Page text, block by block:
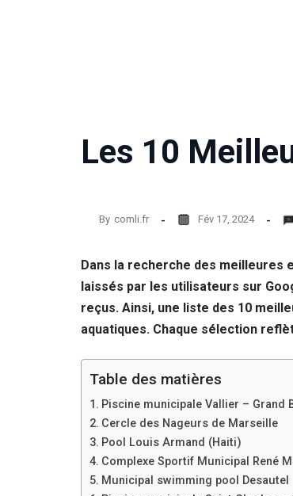
Les 10
By comli.fr Fév 17, 2024
Dans la recherche des meilleures
laissés par les utilisateurs sur
reçus. Ainsi, une liste des 10
aquatiques. Chaque sélection
Table des matières
Piscine municipale Vallier – Grand
Cercle des Nageurs de Marseille
Pool Louis Armand (Haiti)
Complexe Sportif Municipal René
Municipal swimming pool Desautel